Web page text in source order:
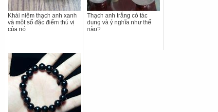
Khái niệm thạch anh xanh
và một số đặc điểm thú vị
của nó
Thạch anh trắng có tác
dụng và ý nghĩa như thế
nào?